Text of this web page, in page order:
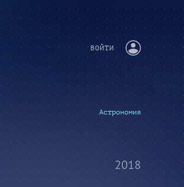
ВОЙТИ
Астрономия
2018